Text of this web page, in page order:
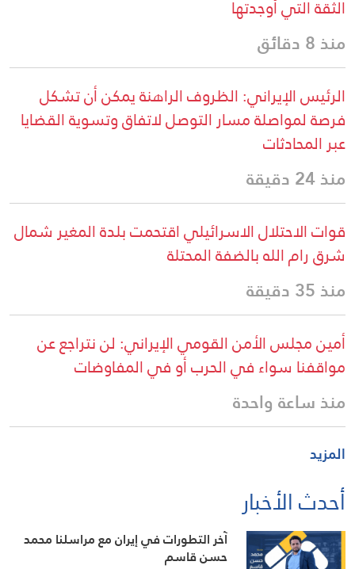
الثقة التي أوجدتها
منذ 8 دقائق
الرئيس الإيراني: الظروف الراهنة يمكن أن تشكل
فرصة لمواصلة مسار التوصل لاتفاق وتسوية القضايا
عبر المحادثات
منذ 24 دقيقة
قوات الاحتلال الاسرائيلي اقتحمت بلدة المغير شمال
شرق رام الله بالضفة المحتلة
منذ 35 دقيقة
أمين مجلس الأمن القومي الإيراني: لن نتراجع عن
مواقفنا سواء في الحرب أو في المفاوضات
منذ ساعة واحدة
المزيد
أحدث الأخبار
آخر التطورات في إيران مع مراسلنا محمد
حسن قاسم